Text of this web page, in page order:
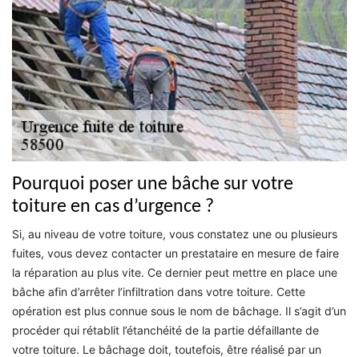
Pourquoi poser une bâche sur votre
toiture en cas d’urgence ?
Si, au niveau de votre toiture, vous constatez une ou plusieurs
fuites, vous devez contacter un prestataire en mesure de faire
la réparation au plus vite. Ce dernier peut mettre en place une
bâche afin d’arrêter l’infiltration dans votre toiture. Cette
opération est plus connue sous le nom de bâchage. Il s’agit d’un
procéder qui rétablit l’étanchéité de la partie défaillante de
votre toiture. Le bâchage doit, toutefois, être réalisé par un